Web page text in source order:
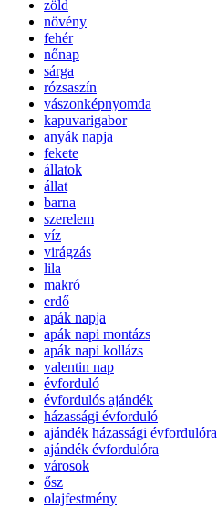
zöld
növény
fehér
nőnap
sárga
rózsaszín
vászonképnyomda
kapuvarigabor
anyák napja
fekete
állatok
állat
barna
szerelem
víz
virágzás
lila
makró
erdő
apák napja
apák napi montázs
apák napi kollázs
valentin nap
évforduló
évfordulós ajándék
házassági évforduló
ajándék házassági évfordulóra
ajándék évfordulóra
városok
ősz
olajfestmény